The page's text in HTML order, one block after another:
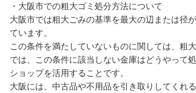
・大阪市での粗大ゴミ処分方法について
大阪市では粗大ごみの基準を最大の辺または径
ています。
この条件を満たしていないものに関しては、粗
では、この条件に該当しない金庫はどうやって
ショップを活用することです。
大阪には、中古品や不用品を引き取りしてくれ